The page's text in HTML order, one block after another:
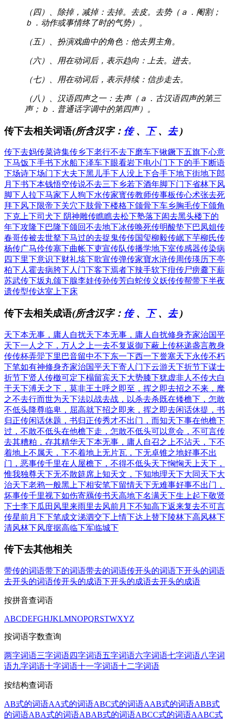
（四）、除掉，减掉：去掉。去皮。去势（ａ．阉割；
ｂ．动作或事情终了时的气势）。
（五）、扮演戏曲中的角色：他去男主角。
（六）、用在动词后，表示趋向：上去。进去。
（七）、用在动词后，表示持续：信步走去。
（八）、汉语四声之一：去声（ａ．古汉语四声的第三
声；ｂ．普通话字调中的第四声）。
传下去相关词语(所含汉字： 传、 下、 去)
传下去妈传菜诗集传乡下老行不去下磨车下锹鐝下五旗下心意
下马饭下手书下水船下泽车下眼看岩下电小门下下的手下断语
下场诗下场门下大夫下黑儿手下人 没上下合手下地下街地下郎
月下书下本钱悟空传说不去三下乡若下酒年脚下门下省林下风
脚下人 拉下马家下人 狗下水传家寳传教师传事板传心术张去死
拜下风下限帝下关穴下肢骨下楼格下颌骨下车乡胸毛传下颌角
下克上下司犬下 阴神雕传瞧瞧去松下塾落下闳去黑头楼下的
年下攻隆下巴隆下颌回不去地下冰传唤死传明酸垫下巴凤姐传
春哥传被去世拏下马过的去捉鬼传传国玺柳毅传岷下芋柳氏传
杨传广马伶传塞下曲帐下吏宣传队传播学地下室传感器传染病
四下里下意识下财礼垓下歌宣传弹传家寶水浒传周传瑛历下亭
柏下人 霍去病胯下人 门下客下焉者下辣手软下疳传尸痨爨下薪
苏武传下坂丸颌下腺李娃传孙传芳白蛇传义妖传传帮带下半夜
遗传型传达室 上下床
传下去相关成语(所含汉字： 传、 下、 去)
天下本无事，庸人自扰天下本无事，庸人自扰修身齐家治国平
天下一人之下，万人之上一去不复返御下蔽上传杯递盏言教身
传传杯弄斝下里巴音留中不下东一下西一下誉塞天下永传不朽
下笔如有神修身齐家治国平天下寄人门下云游天下折节下谋士
折节下贤人 传檄可定下榻留宾天下大势膝下犹虚非人不传大白
于天下溥天之下，莫非王土呼之即至，挥之即去招之不来，麾
之不去行而世为天下法以战去战，以杀去杀既在矮檐下，怎敢
不低头降尊临卑，屈高就下招之即来，挥之即去闲话休提，书
归正传闲话休题，书归正传秀才不出门，而知天下事在他檐下
过，不敢不低头在他檐下走，怎敢不低头可以意会，不可言传
去其糟粕，存其精华天下本无事，庸人自召之 上不沾天，下不
着地 上不属天，下不着地 上无片瓦，下无卓锥之地好事不出
门，恶事传千里在人屋檐下，不得不低头天下恟恟天上天下，
惟我独尊天下无不散筵席 上知天文，下知地理天下大同 天下大
治天下老鸦一般黑 上下相安笔下留情天下无难事好事不出门，
坏事传千里视下如伤寄鴈传书天高地下名满天下生上起下敬贤
下士李下瓜田 风里来雨里去风前月下不知高下返来复去不可言
传星前月下下笔成文涕泗交下 上情下达 上替下陵林下高风林下
清风林下风度据高临下军临城下
传下去其他相关
带传的词语带下的词语带去的词语传开头的词语下开头的词语
去开头的词语传开头的成语下开头的成语去开头的成语
按拼音查词语
ABCDEFGHJKLMNOPQRSTWXYZ
按词语字数查询
两字词语三字词语四字词语五字词语六字词语七字词语八字词
语九字词语十字词语十一字词语十二字词语
按结构查词语
AB式的词语AA式的词语ABC式的词语AAB式的词语ABB式
的词语ABA式的词语ABAB式的词语ABCC式的词语AABC式